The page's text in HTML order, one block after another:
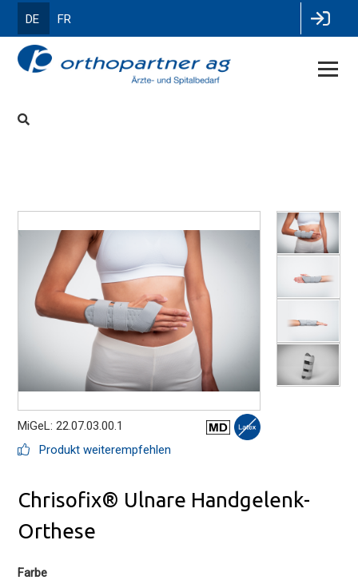
DE FR
MiGeL: 22.07.03.00.1
Produkt weiterempfehlen
Chrisofix® Ulnare Handgelenk-
Orthese
Farbe